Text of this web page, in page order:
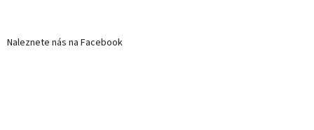
Naleznete nás na Facebook